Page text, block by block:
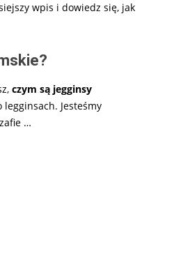
wpis i dowiedz się, jak
czym są jegginsy
legginsach. Jesteśmy
…